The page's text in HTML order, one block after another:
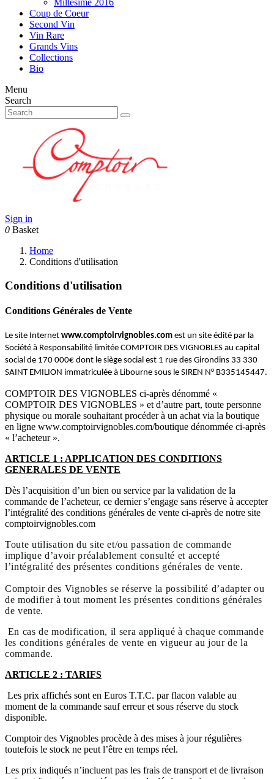
Millésime 2016
Coup de Coeur
Second Vin
Vin Rare
Grands Vins
Collections
Bio
Menu
Search
Sign in
0 Basket
Home
Conditions d'utilisation
Conditions d'utilisation
Conditions Générales de Vente
Le site Internet www.comptoirvignobles.com est un site édité par la
Société à Responsabilité limitée COMPTOIR DES VIGNOBLES au capital
social de 170 000€ dont le siège social est 1 rue des Girondins 33 330
SAINT EMILION immatriculée à Libourne sous le SIREN N° B335145447.
COMPTOIR DES VIGNOBLES ci-après dénommé «
COMPTOIR DES VIGNOBLES » et d’autre part, toute personne
physique ou morale souhaitant procéder à un achat via la boutique
en ligne www.comptoirvignobles.com/boutique dénommée ci-après
« l’acheteur ».
ARTICLE 1 : APPLICATION DES CONDITIONS
GENERALES DE VENTE
Dès l’acquisition d’un bien ou service par la validation de la
commande de l’acheteur, ce dernier s’engage sans réserve à accepter
l’intégralité des conditions générales de vente ci-après de notre site
comptoirvignobles.com
Toute utilisation du site et/ou passation de commande
implique d’avoir préalablement consulté et accepté
l’intégralité des présentes conditions générales de vente.
Comptoir des Vignobles se réserve la possibilité d’adapter ou
de modifier à tout moment les présentes conditions générales
de vente.
En cas de modification, il sera appliqué à chaque commande
les conditions générales de vente en vigueur au jour de la
commande.
ARTICLE 2 : TARIFS
Les prix affichés sont en Euros T.T.C. par flacon valable au
moment de la commande sauf erreur et sous réserve du stock
disponible.
Comptoir des Vignobles procède à des mises à jour régulières
toutefois le stock ne peut l’être en temps réel.
Les prix indiqués n’incluent pas les frais de transport et de livraison